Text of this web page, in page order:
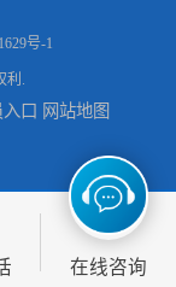
热油锅炉多少钱
号-1
.
口 网站地图
在线咨询